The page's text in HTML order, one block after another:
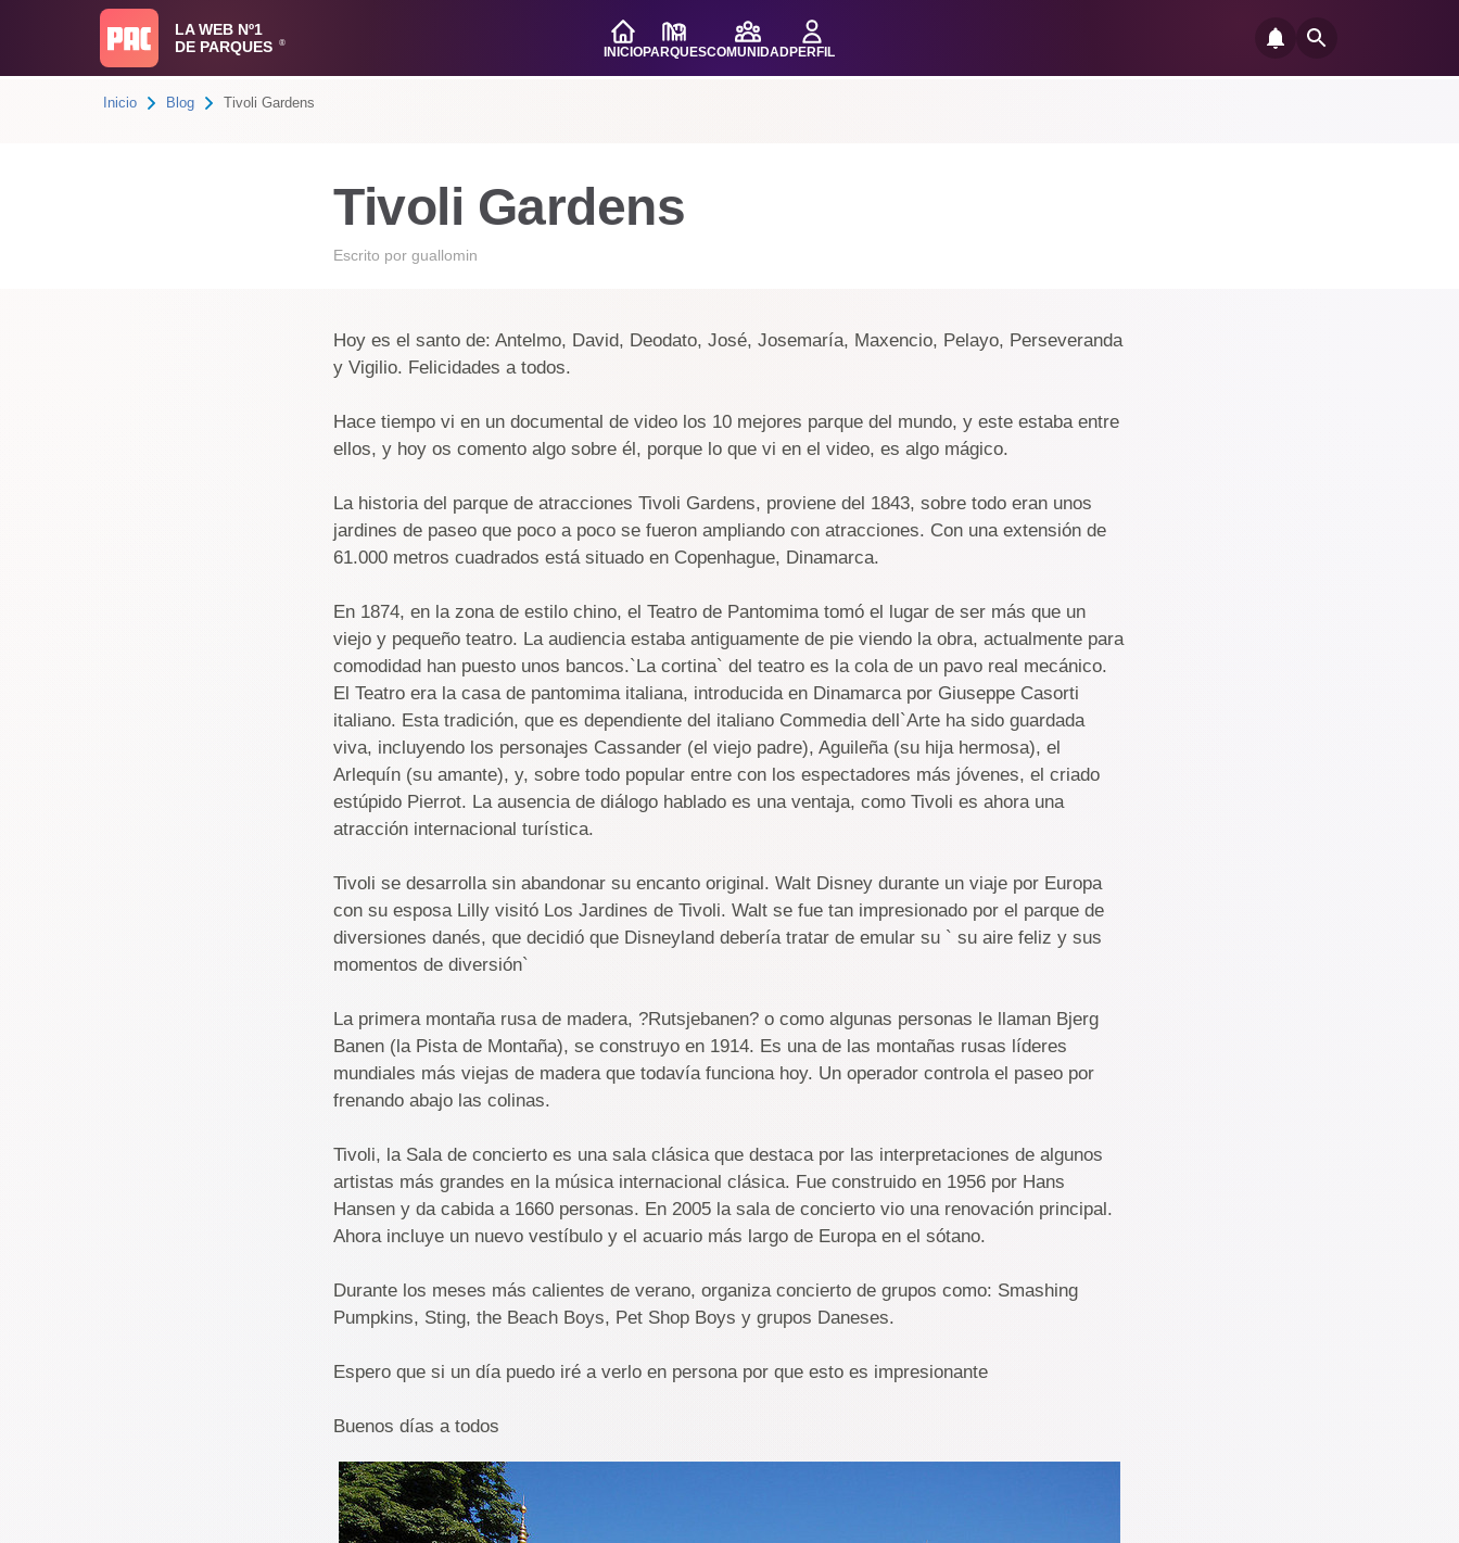
LA WEB Nº1
DE PARQUES
®
INICIOPARQUESCOMUNIDADPERFIL
Inicio Blog Tivoli Gardens
Tivoli Gardens
Escrito por guallomin
Hoy es el santo de: Antelmo, David, Deodato, José, Josemaría, Maxencio, Pelayo, Perseveranda
y Vigilio. Felicidades a todos.
Hace tiempo vi en un documental de video los 10 mejores parque del mundo, y este estaba entre
ellos, y hoy os comento algo sobre él, porque lo que vi en el video, es algo mágico.
La historia del parque de atracciones Tivoli Gardens, proviene del 1843, sobre todo eran unos
jardines de paseo que poco a poco se fueron ampliando con atracciones. Con una extensión de
61.000 metros cuadrados está situado en Copenhague, Dinamarca.
En 1874, en la zona de estilo chino, el Teatro de Pantomima tomó el lugar de ser más que un
viejo y pequeño teatro. La audiencia estaba antiguamente de pie viendo la obra, actualmente para
comodidad han puesto unos bancos.`La cortina` del teatro es la cola de un pavo real mecánico.
El Teatro era la casa de pantomima italiana, introducida en Dinamarca por Giuseppe Casorti
italiano. Esta tradición, que es dependiente del italiano Commedia dell`Arte ha sido guardada
viva, incluyendo los personajes Cassander (el viejo padre), Aguileña (su hija hermosa), el
Arlequín (su amante), y, sobre todo popular entre con los espectadores más jóvenes, el criado
estúpido Pierrot. La ausencia de diálogo hablado es una ventaja, como Tivoli es ahora una
atracción internacional turística.
Tivoli se desarrolla sin abandonar su encanto original. Walt Disney durante un viaje por Europa
con su esposa Lilly visitó Los Jardines de Tivoli. Walt se fue tan impresionado por el parque de
diversiones danés, que decidió que Disneyland debería tratar de emular su ` su aire feliz y sus
momentos de diversión`
La primera montaña rusa de madera, ?Rutsjebanen? o como algunas personas le llaman Bjerg
Banen (la Pista de Montaña), se construyo en 1914. Es una de las montañas rusas líderes
mundiales más viejas de madera que todavía funciona hoy. Un operador controla el paseo por
frenando abajo las colinas.
Tivoli, la Sala de concierto es una sala clásica que destaca por las interpretaciones de algunos
artistas más grandes en la música internacional clásica. Fue construido en 1956 por Hans
Hansen y da cabida a 1660 personas. En 2005 la sala de concierto vio una renovación principal.
Ahora incluye un nuevo vestíbulo y el acuario más largo de Europa en el sótano.
Durante los meses más calientes de verano, organiza concierto de grupos como: Smashing
Pumpkins, Sting, the Beach Boys, Pet Shop Boys y grupos Daneses.
Espero que si un día puedo iré a verlo en persona por que esto es impresionante
Buenos días a todos